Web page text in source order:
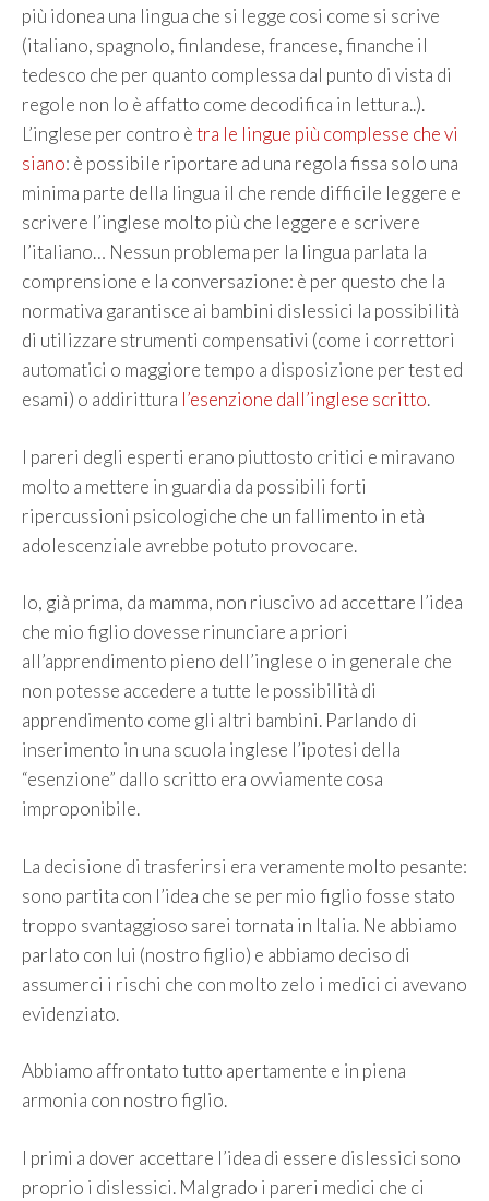
più idonea una lingua che si legge cosi come si scrive
(italiano, spagnolo, finlandese, francese, finanche il
tedesco che per quanto complessa dal punto di vista di
regole non lo è affatto come decodifica in lettura..).
L’inglese per contro ètra le lingue più complesse che vi
siano: è possibile riportare ad una regola fissa solo una
minima parte della lingua il che rende difficile leggere e
scrivere l’inglese molto più che leggere e scrivere
l’italiano… Nessun problema per la lingua parlata la
comprensione e la conversazione: è per questo che la
normativa garantisce ai bambini dislessici la possibilità
di utilizzare strumenti compensativi (come i correttori
automatici o maggiore tempo a disposizione per test ed
esami) o addirittura l’esenzione dall’inglese scritto.
I pareri degli esperti erano piuttosto critici e miravano
molto a mettere in guardia da possibili forti
ripercussioni psicologiche che un fallimento in età
adolescenziale avrebbe potuto provocare.
Io, già prima, da mamma, non riuscivo ad accettare l’idea
che mio figlio dovesse rinunciare a priori
all’apprendimento pieno dell’inglese o in generale che
non potesse accedere a tutte le possibilità di
apprendimento come gli altri bambini. Parlando di
inserimento in una scuola inglese l’ipotesi della
“esenzione” dallo scritto era ovviamente cosa
improponibile.
La decisione di trasferirsi era veramente molto pesante:
sono partita con l’idea che se per mio figlio fosse stato
troppo svantaggioso sarei tornata in Italia. Ne abbiamo
parlato con lui (nostro figlio) e abbiamo deciso di
assumerci i rischi che con molto zelo i medici ci avevano
evidenziato.
Abbiamo affrontato tutto apertamente e in piena
armonia con nostro figlio.
I primi a dover accettare l’idea di essere dislessici sono
proprio i dislessici. Malgrado i pareri medici che ci